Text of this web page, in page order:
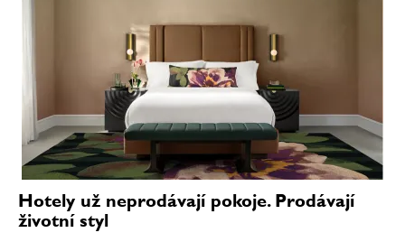
Hotely už neprodávají pokoje. Prodávají
životní styl